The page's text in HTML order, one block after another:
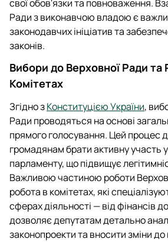
свої обов'язки та повноваження.
Ради з виконавчою владою є
законодавчих ініціатив та
законів.
Вибори до Верховної Ради та
Комітетах
Згідно зКонституцією України,
Ради проводяться на основі
прямого голосування. Цей процес
громадянам брати активну участь
парламенту, що підвищує
Важливою частиною роботи
робота в комітетах, які
сферах діяльності — від фінансів
дозволяє депутатам детально
законопроекти та вносити зміни до